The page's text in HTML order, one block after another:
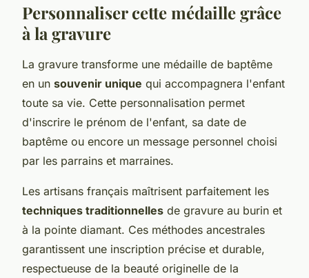
Personnaliser cette médaille grâce
à la gravure
La gravure transforme une médaille de baptême
en un souvenir unique qui accompagnera l'enfant
toute sa vie. Cette personnalisation permet
d'inscrire le prénom de l'enfant, sa date de
baptême ou encore un message personnel choisi
par les parrains et marraines.
Les artisans français maîtrisent parfaitement les
techniques traditionnelles de gravure au burin et
à la pointe diamant. Ces méthodes ancestrales
garantissent une inscription précise et durable,
respectueuse de la beauté originelle de la